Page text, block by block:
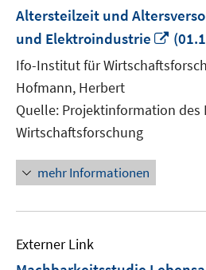
Altersteilzeit und
und Elektroindustrie
In
neuem
Ifo-Institut für
Hofmann, Herbert
Quelle: Projektinformation
Wirtschaftsforschung
mehr Informationen
Externer Link